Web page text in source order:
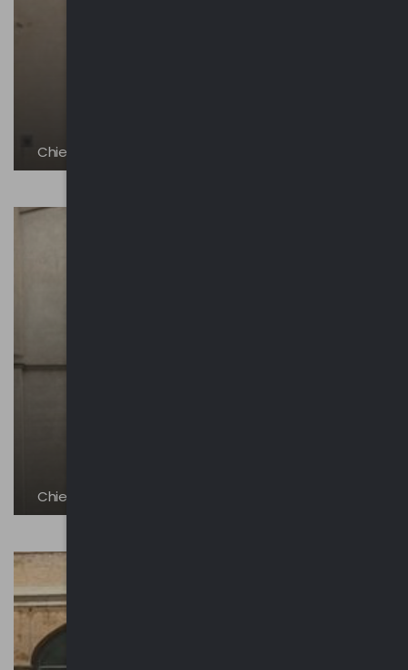
Chiesa dei Santi Quirico e Giulitta
Chiesa di Santa Maria del Sasso